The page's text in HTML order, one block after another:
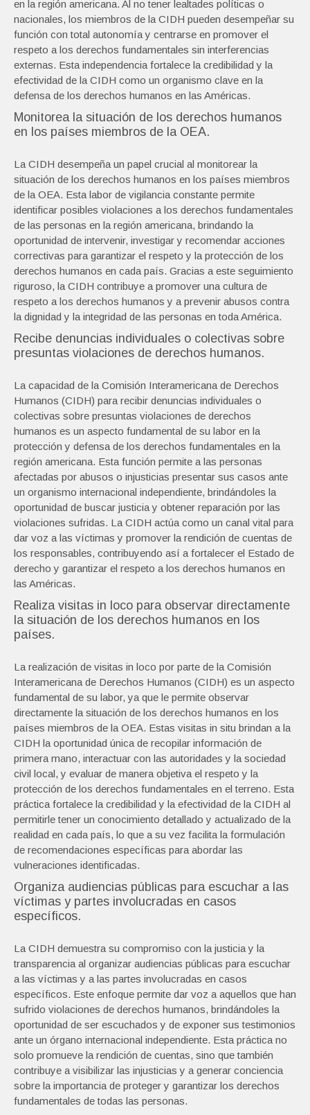
en la región americana. Al no tener lealtades políticas o
nacionales, los miembros de la CIDH pueden desempeñar su
función con total autonomía y centrarse en promover el
respeto a los derechos fundamentales sin interferencias
externas. Esta independencia fortalece la credibilidad y la
efectividad de la CIDH como un organismo clave en la
defensa de los derechos humanos en las Américas.
Monitorea la situación de los derechos humanos
en los países miembros de la OEA.
La CIDH desempeña un papel crucial al monitorear la
situación de los derechos humanos en los países miembros
de la OEA. Esta labor de vigilancia constante permite
identificar posibles violaciones a los derechos fundamentales
de las personas en la región americana, brindando la
oportunidad de intervenir, investigar y recomendar acciones
correctivas para garantizar el respeto y la protección de los
derechos humanos en cada país. Gracias a este seguimiento
riguroso, la CIDH contribuye a promover una cultura de
respeto a los derechos humanos y a prevenir abusos contra
la dignidad y la integridad de las personas en toda América.
Recibe denuncias individuales o colectivas sobre
presuntas violaciones de derechos humanos.
La capacidad de la Comisión Interamericana de Derechos
Humanos (CIDH) para recibir denuncias individuales o
colectivas sobre presuntas violaciones de derechos
humanos es un aspecto fundamental de su labor en la
protección y defensa de los derechos fundamentales en la
región americana. Esta función permite a las personas
afectadas por abusos o injusticias presentar sus casos ante
un organismo internacional independiente, brindándoles la
oportunidad de buscar justicia y obtener reparación por las
violaciones sufridas. La CIDH actúa como un canal vital para
dar voz a las víctimas y promover la rendición de cuentas de
los responsables, contribuyendo así a fortalecer el Estado de
derecho y garantizar el respeto a los derechos humanos en
las Américas.
Realiza visitas in loco para observar directamente
la situación de los derechos humanos en los
países.
La realización de visitas in loco por parte de la Comisión
Interamericana de Derechos Humanos (CIDH) es un aspecto
fundamental de su labor, ya que le permite observar
directamente la situación de los derechos humanos en los
países miembros de la OEA. Estas visitas in situ brindan a la
CIDH la oportunidad única de recopilar información de
primera mano, interactuar con las autoridades y la sociedad
civil local, y evaluar de manera objetiva el respeto y la
protección de los derechos fundamentales en el terreno. Esta
práctica fortalece la credibilidad y la efectividad de la CIDH al
permitirle tener un conocimiento detallado y actualizado de la
realidad en cada país, lo que a su vez facilita la formulación
de recomendaciones específicas para abordar las
vulneraciones identificadas.
Organiza audiencias públicas para escuchar a las
víctimas y partes involucradas en casos
específicos.
La CIDH demuestra su compromiso con la justicia y la
transparencia al organizar audiencias públicas para escuchar
a las víctimas y a las partes involucradas en casos
específicos. Este enfoque permite dar voz a aquellos que han
sufrido violaciones de derechos humanos, brindándoles la
oportunidad de ser escuchados y de exponer sus testimonios
ante un órgano internacional independiente. Esta práctica no
solo promueve la rendición de cuentas, sino que también
contribuye a visibilizar las injusticias y a generar conciencia
sobre la importancia de proteger y garantizar los derechos
fundamentales de todas las personas.